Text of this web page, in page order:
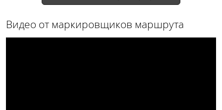
Видео от маркировщиков маршрута